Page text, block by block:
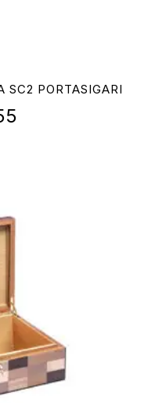
SC2 PORTASIGARI